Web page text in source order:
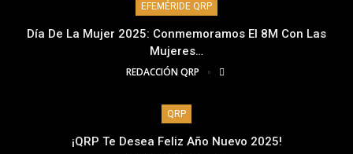
EFEMÉRIDE QRP
Día De La Mujer 2025: Conmemoramos El 8M Con Las
Mujeres…
REDACCIÓN QRP
QRP
¡QRP Te Desea Feliz Año Nuevo 2025!